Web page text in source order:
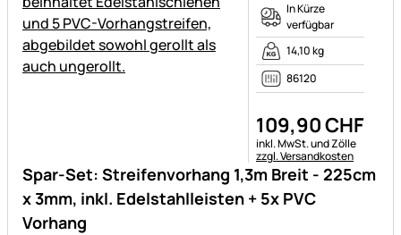
Spar-Set: Streifenvorhang 1,3m Breit - 225cm
x 3mm, inkl. Edelstahlleisten + 5x PVC
Vorhang
In Kürze
verfügbar
14,10 kg
86120
109,90CHF
Steuerhinweis:
inkl. MwSt. und Zölle
zzgl. Versandkosten